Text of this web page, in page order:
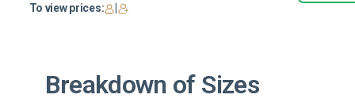
To view prices:
|
Breakdown of Sizes